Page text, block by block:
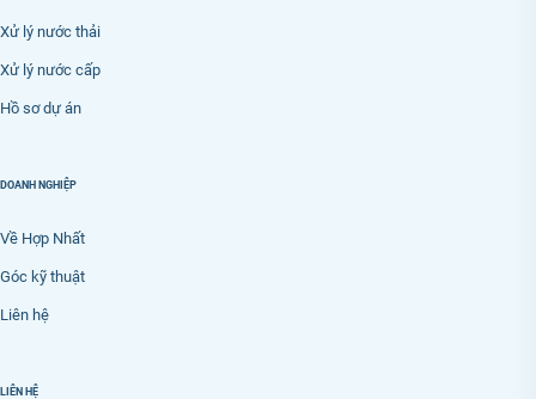
Xử lý nước thải
Xử lý nước cấp
Hồ sơ dự án
DOANH NGHIỆP
Về Hợp Nhất
Góc kỹ thuật
Liên hệ
LIÊN HỆ